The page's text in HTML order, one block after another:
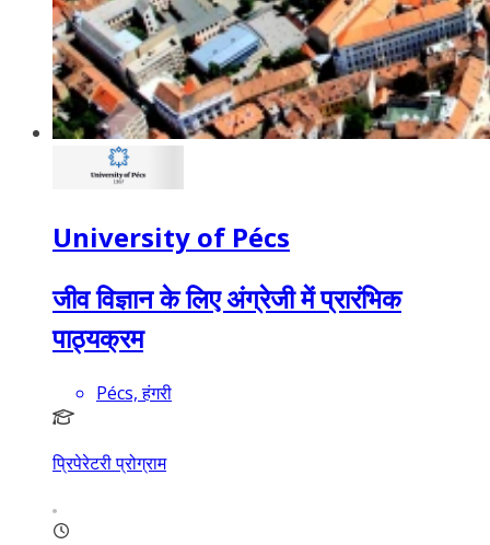
University of Pécs
जीव विज्ञान के लिए अंग्रेजी में प्रारंभिक
पाठ्यक्रम
Pécs, हंगरी
प्रिपेरेटरी प्रोग्राम